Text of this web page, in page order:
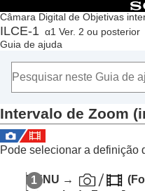
Câmara Digital de Objetivas
ILCE-1 α1 Ver. 2 ou posterior
Guia de ajuda
Início
Como utilizar o “Guia de ajuda”
Verificar a câmara e os itens
Operações básicas
Preparar a câmara/Operações
Encontrar funções a partir do
Utilizar as funções de fotografia
Selecionar um modo
Intervalo de Zoom
Pode selecionar a definição
MENU → (